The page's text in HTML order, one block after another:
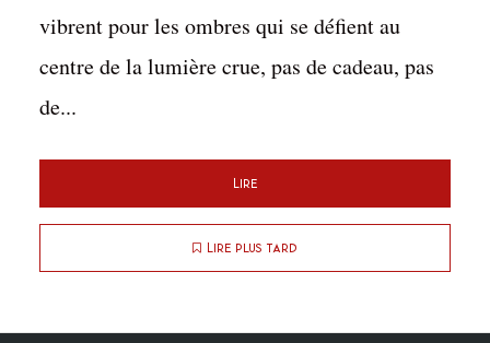
vibrent pour les ombres qui se défient au
centre de la lumière crue, pas de cadeau, pas
de...
Lire
Lire plus tard